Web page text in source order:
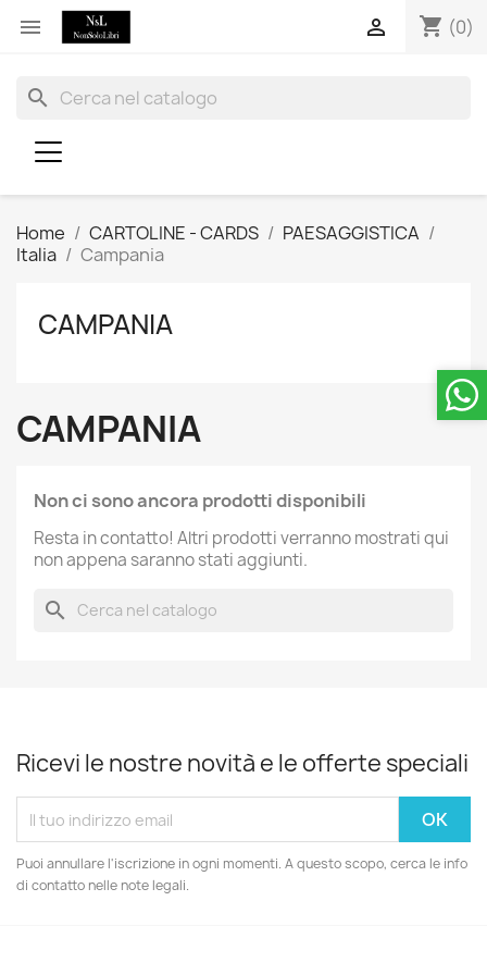
 shopping_cart (0)

search
Home CARTOLINE - CARDS
PAESAGGISTICA
Italia
Campania
CAMPANIA
CAMPANIA
Non ci sono ancora prodotti disponibili
Resta in contatto! Altri prodotti verranno mostrati qui
non appena saranno stati aggiunti.
search
Ricevi le nostre novità e le offerte speciali
Puoi annullare l'iscrizione in ogni momenti. A questo scopo, cerca le info
di contatto nelle note legali.